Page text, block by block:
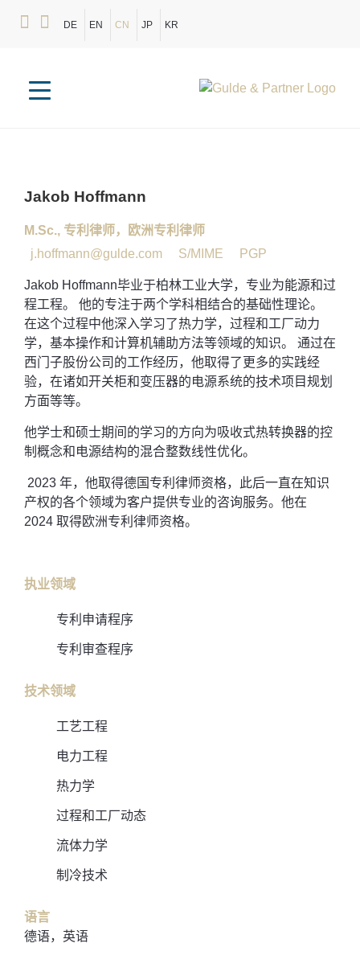
DE EN CN JP KR
Jakob Hoffmann
M.Sc., 专利律师，欧洲专利律师
j.hoffmann@gulde.com
S/MIME PGP
Jakob Hoffmann毕业于柏林工业大学，专业为能源和过
程工程。 他的专注于两个学科相结合的基础性理论。
在这个过程中他深入学习了热力学，过程和工厂动力
学，基本操作和计算机辅助方法等领域的知识。 通过在
西门子股份公司的工作经历，他取得了更多的实践经
验，在诸如开关柜和变压器的电源系统的技术项目规划
方面等等。
他学士和硕士期间的学习的方向为吸收式热转换器的控
制概念和电源结构的混合整数线性优化。
2023 年，他取得德国专利律师资格，此后一直在知识
产权的各个领域为客户提供专业的咨询服务。他在
2024 取得欧洲专利律师资格。
执业领域
专利申请程序
专利审查程序
技术领域
工艺工程
电力工程
热力学
过程和工厂动态
流体力学
制冷技术
语言
德语，英语